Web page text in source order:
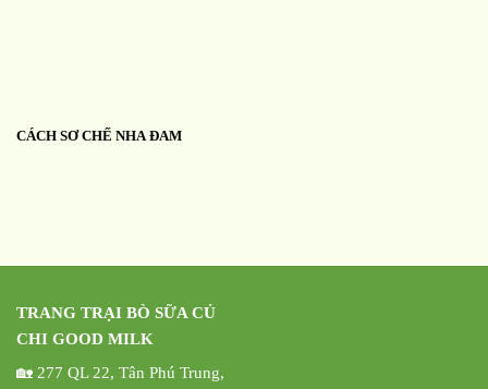
CÁCH SƠ CHẾ NHA ĐAM
TRANG TRẠI BÒ SỮA CỦ
CHI GOOD MILK
🏡 277 QL 22, Tân Phú Trung,